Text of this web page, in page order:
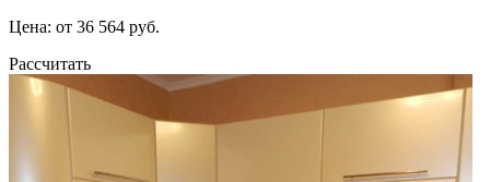
Цена: от 36 564 руб.
Рассчитать